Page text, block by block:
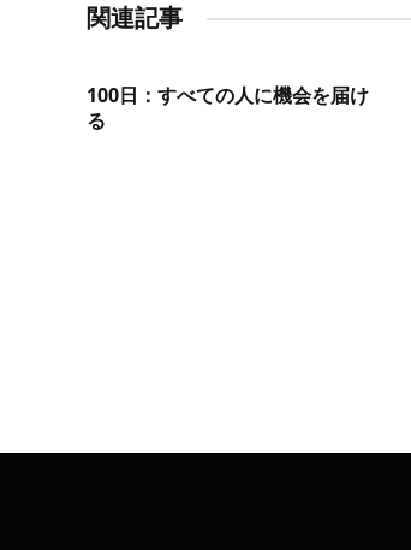
関連記事
100日：すべての人に機会を届け
る